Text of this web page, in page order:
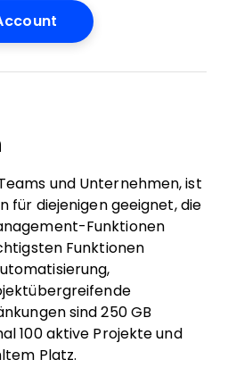
und Unternehmen, ist
für diejenigen geeignet, die
Funktionen
Funktionen
sind 250 GB
100 aktive Projekte und
Platz.